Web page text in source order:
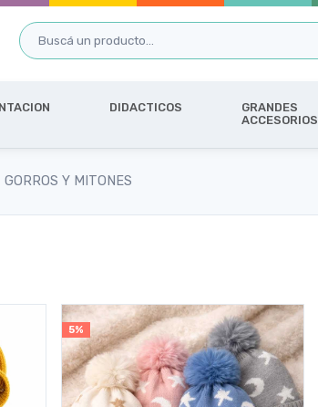
DIDACTICOS
GRANDES
ACCESORIOS
GORROS Y MITONES
5%